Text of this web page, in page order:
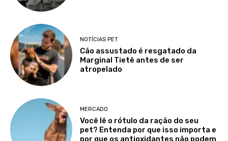
NOTÍCIAS PET
Cão assustado é resgatado da
Marginal Tietê antes de ser
atropelado
MERCADO
Você lê o rótulo da ração do seu
pet? Entenda por que isso importa e
por que os antioxidantes não podem